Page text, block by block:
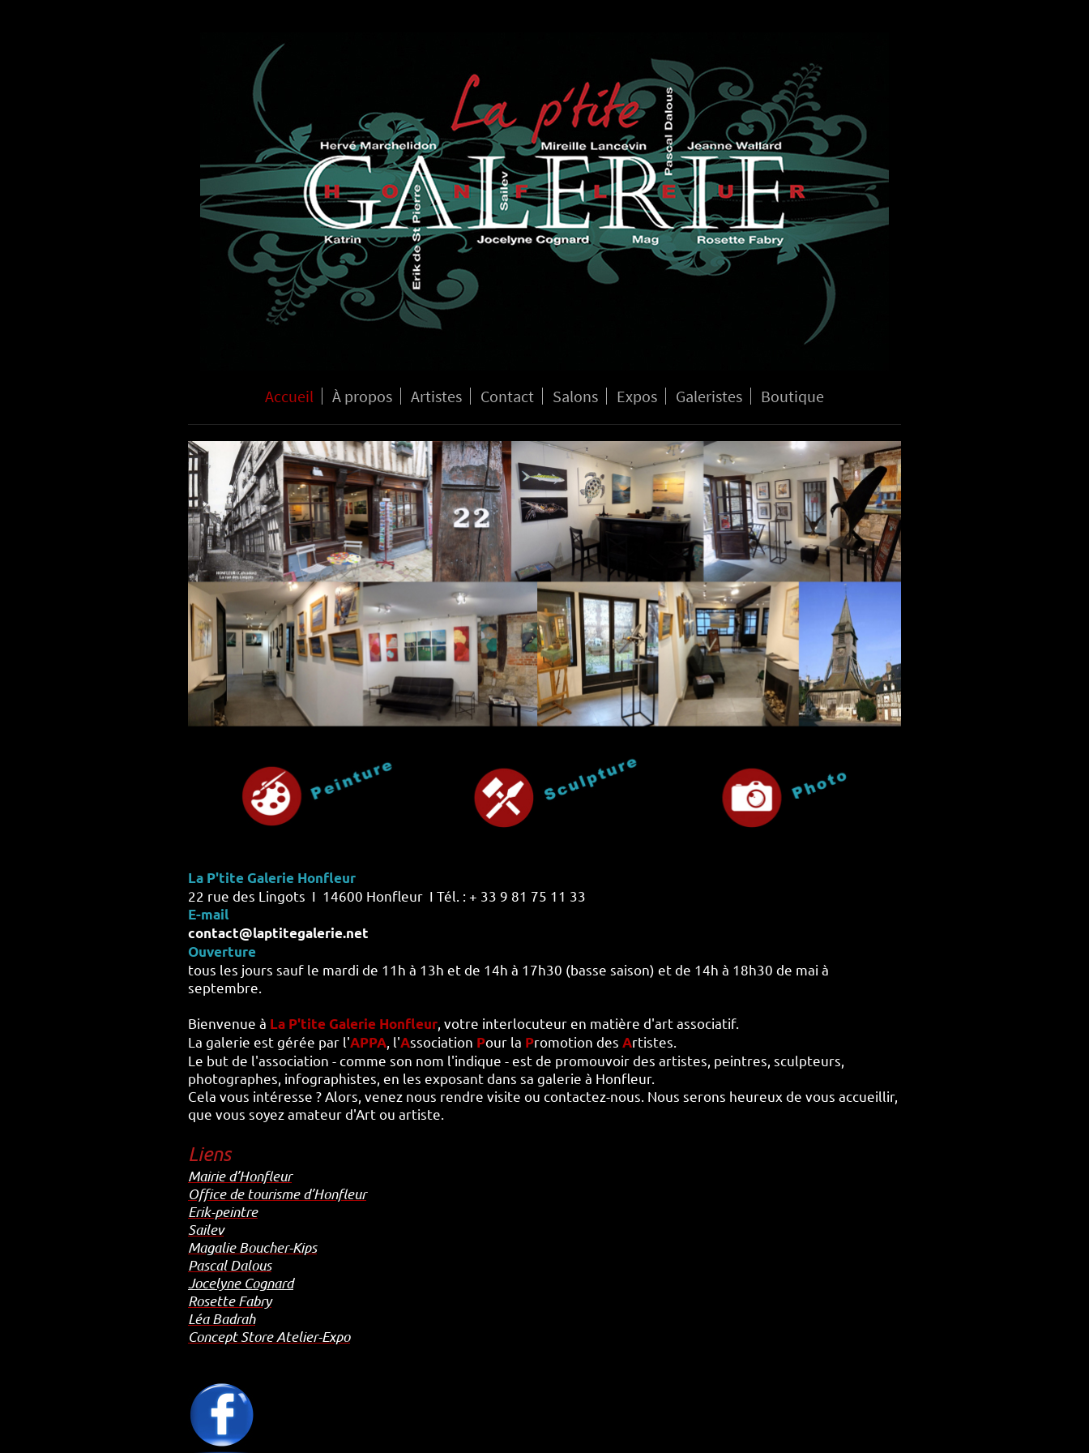
Accueil À propos Artistes Contact Salons Expos Galeristes Boutique
La P'tite Galerie Honfleur
22 rue des Lingots I 14600 Honfleur I Tél. : + 33 9 81 75 11 33
E-mail
contact@laptitegalerie.net
Ouverture
tous les jours sauf le mardi de 11h à 13h et de 14h à 17h30 (basse saison) et de 14h à 18h30 de mai à
septembre.
Bienvenue à La P'tite Galerie Honfleur , votre interlocuteur en matière d'art associatif.
La galerie est gérée par l'APPA , l'Association Pour la Promotion des Artistes.
Le but de l'association - comme son nom l'indique - est de promouvoir des artistes, peintres, sculpteurs,
photographes, infographistes, en les exposant dans sa galerie à Honfleur.
Cela vous intéresse ? Alors, venez nous rendre visite ou contactez-nous. Nous serons heureux de vous accueillir,
que vous soyez amateur d'Art ou artiste.
Liens
Mairie d’Honfleur
Office de tourisme d’Honfleur
Erik-peintre
Sailev
Magalie Boucher-Kips
Pascal Dalous
Jocelyne Cognard
Rosette Fabry
Léa Badrah
Concept Store Atelier-Expo